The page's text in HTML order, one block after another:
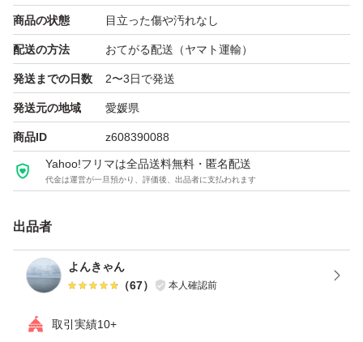
商品の状態 目立った傷や汚れなし
配送の方法 おてがる配送（ヤマト運輸）
発送までの日数 2〜3日で発送
発送元の地域 愛媛県
商品ID z608390088
Yahoo!フリマは全品送料無料・匿名配送
代金は運営が一旦預かり、評価後、出品者に支払われます
出品者
よんきゃん
（67） 本人確認前
取引実績10+